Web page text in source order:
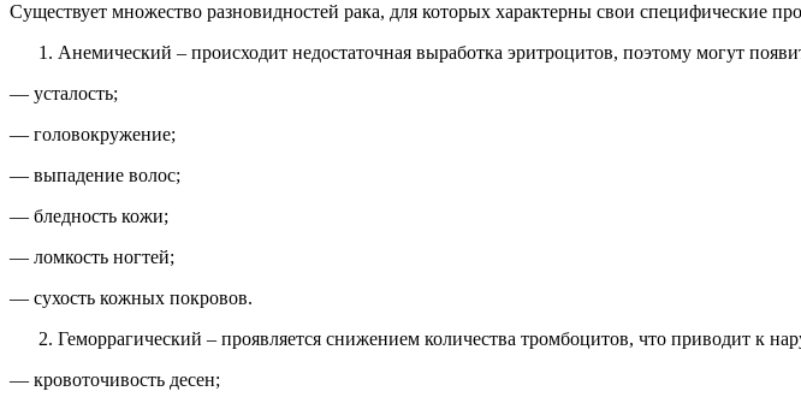
Существует множество разновидностей рака, для которых характерны свои специфические
Анемический – происходит недостаточная выработка эритроцитов, поэтому могут
— усталость;
— головокружение;
— выпадение волос;
— бледность кожи;
— ломкость ногтей;
— сухость кожных покровов.
Геморрагический – проявляется снижением количества тромбоцитов, что приводит к
— кровоточивость десен;